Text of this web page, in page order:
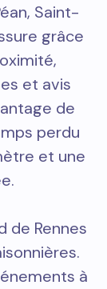
Saint-
grâce
et avis
de
perdu
et une
de Rennes
à